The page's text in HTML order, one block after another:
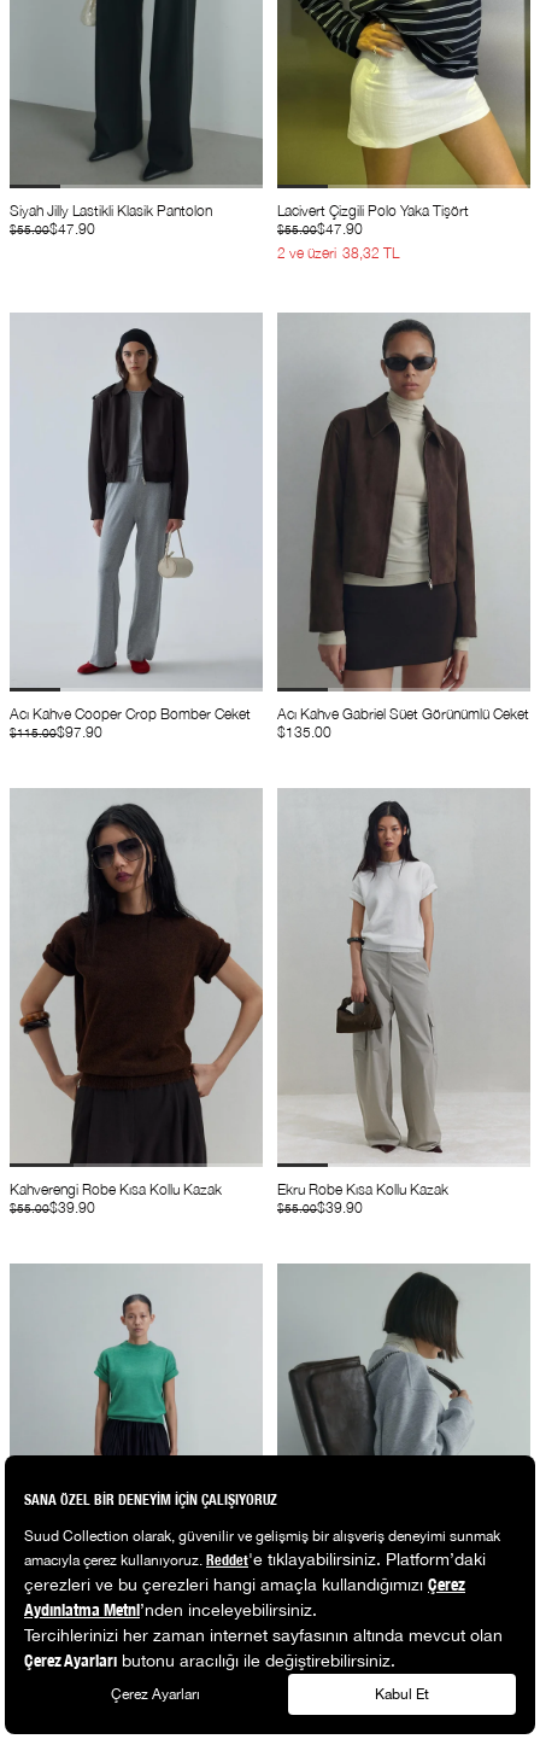
Siyah Jilly Lastikli Klasik Pantolon
$47.90
$55.00
Lacivert Çizgili Polo Yaka Tişört
$47.90
$55.00
2 ve üzeri 38,32 TL
Acı Kahve Cooper Crop Bomber Ceket
$97.90
$115.00
Acı Kahve Gabriel Süet Görünümlü Ceket
$135.00
Kahverengi Robe Kısa Kollu Kazak
$39.90
$55.00
Ekru Robe Kısa Kollu Kazak
$39.90
$55.00
Yeşil Robe Kısa Kollu Kazak
Acı Kahve Milan Zincirli Deri Çanta
$80.00